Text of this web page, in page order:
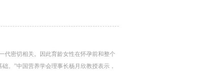
代密切相关。因此育龄女性在怀孕前和整个
。”中国营养学会理事长杨月欣教授表示，